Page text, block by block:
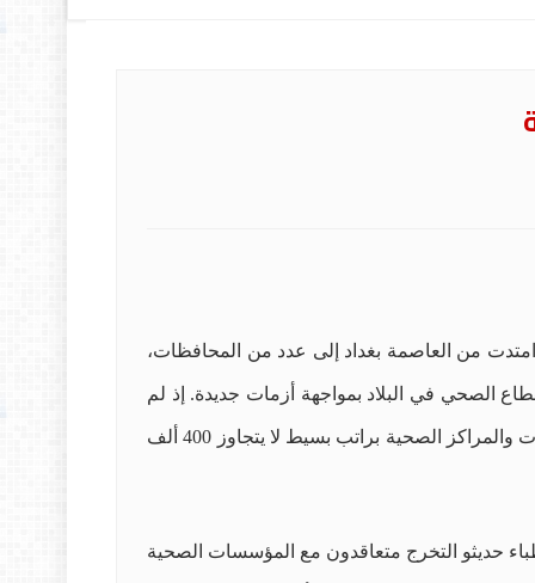
امتدت من العاصمة بغداد إلى عدد من المحافظات،
الصحي في البلاد بمواجهة أزمات جديدة. إذ لم
يحصل الأطباء من خريجي دفعة عام 2024، على تعيينات رسمية، بل أبرمت معهم وزارة الصحة عقود عمل في المستشفيات والمراكز الصحية براتب بسيط لا يتجاوز 400 ألف
حديثو التخرج متعاقدون مع المؤسسات الصحية